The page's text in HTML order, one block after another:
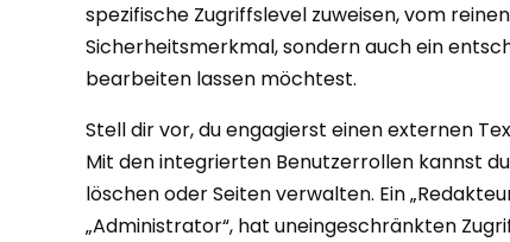
spezifische Zugriffslevel zuweisen, vom
Sicherheitsmerkmal, sondern auch ein
bearbeiten lassen möchtest.
Stell dir vor, du engagierst einen externen
Mit den integrierten Benutzerrollen kannst
löschen oder Seiten verwalten. Ein
„Administrator“, hat uneingeschränkten